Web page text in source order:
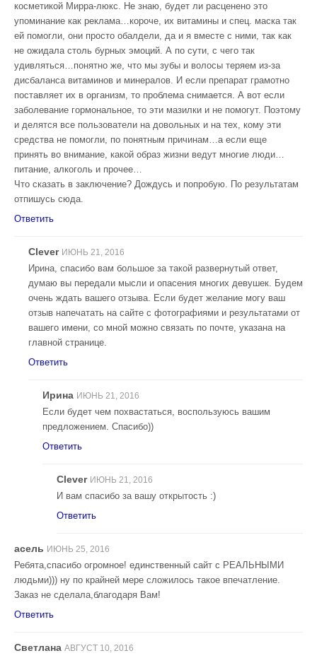
косметикой Мирра-люкс. Не знаю, будет ли расценено это
упоминание как реклама…короче, их витамины и спец. маска так
ей помогли, они просто обалдели, да и я вместе с ними, так как
не ожидала столь бурных эмоций. А по сути, с чего так
удивляться…понятно же, что мы зубы и волосы теряем из-за
дисбаланса витаминов и минералов. И если препарат грамотно
поставляет их в организм, то проблема снимается. А вот если
заболевание гормональное, то эти мазилки и не помогут. Поэтому
и делятся все пользователи на довольных и на тех, кому эти
средства не помогли, по понятным причинам…а если еще
принять во внимание, какой образ жизни ведут многие люди…
питание, алкоголь и прочее…
Что сказать в заключение? Дождусь и попробую. По результатам
отпишусь сюда.
Ответить
Clever ИЮНЬ 21, 2016
Ирина, спасибо вам большое за такой развернутый ответ,
думаю вы передали мысли и опасения многих девушек. Будем
очень ждать вашего отзыва. Если будет желание могу ваш
отзыв напечатать на сайте с фотографиями и результатами от
вашего имени, со мной можно связать по почте, указана на
главной странице.
Ответить
Ирина ИЮНЬ 21, 2016
Если будет чем похвастаться, воспользуюсь вашим
предложением. Спасибо))
Ответить
Clever ИЮНЬ 21, 2016
И вам спасибо за вашу открытость :)
Ответить
асель ИЮНЬ 25, 2016
Ребята,спасибо огромное! единственный сайт с РЕАЛЬНЫМИ
людьми))) ну по крайней мере сложилось такое впечатление.
Заказ не сделала,благодаря Вам!
Ответить
Светлана АВГУСТ 10, 2016